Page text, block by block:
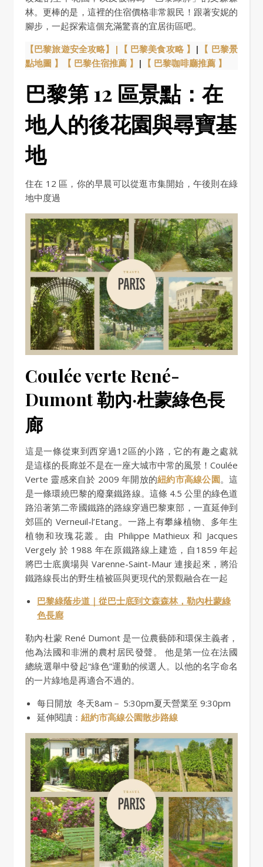
林。更棒的是，這裡的住宿價格非常親民！跟著安妮的
腳步，一起探索這個充滿驚喜的宜居街區吧。
【巴黎旅遊安全攻略】| 【 巴黎美食攻略 】 | 【 巴黎景
點地圖 】
【 巴黎住宿推薦 】 | 【 巴黎咖啡廳推薦 】
巴黎第 12 區景點：在
地人的後花園與尋寶基
地
住在 12 區，你的早晨可以從逛市集開始，午後則在綠
地中度過
Coulée verte René-
Dumont 勒內·杜蒙綠色長
廊
這是一條從東到西穿過12區的小路，它的有趣之處就
是這樣的長廊並不是在一座大城市中常的風景！Coulée
Verte 靈感來自於 2009 年開放的紐約市高線公園。這
是一條環繞巴黎的廢棄鐵路線。這條 4.5 公里的綠色道
路沿著第二帝國鐵路的路線穿過巴黎東部，一直延伸到
郊區的 Verneuil-l’Etang。一路上有攀緣植物、多年生
植物和玫瑰花叢。由 Philippe Mathieux 和 Jacques
Vergely 於 1988 年在原鐵路線上建造，自1859 年起
將巴士底廣場與 Varenne-Saint-Maur 連接起來，將沿
鐵路線長出的野生植被區與更現代的景觀融合在一起
巴黎綠蔭步道｜從巴士底到文森森林，勒內杜蒙綠
色長廊
勒內·杜蒙 René Dumont 是一位農藝師和環保主義者，
他為法國和非洲的農村居民發聲。 他是第一位在法國
總統選舉中發起“綠色”運動的候選人。以他的名字命名
的一片綠地是再適合不過的。
每日開放 冬天8am－ 5:30pm夏天營業至 9:30pm
延伸閱讀： 紐約市高線公園散步路線